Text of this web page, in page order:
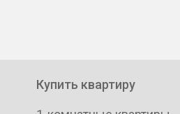
Купить квартиру